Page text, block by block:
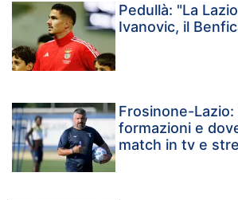
Pedullà: "La
Ivanovic, il
Frosinone-Lazio:
formazioni e
match in tv e